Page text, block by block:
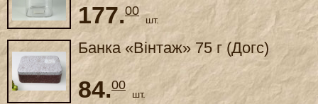
177.00
шт.
Банка «Вінтаж» 75 г (Догс)
84.00
шт.